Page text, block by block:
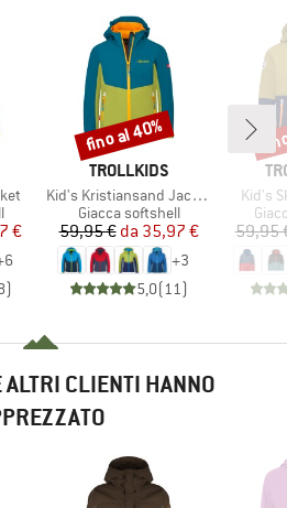
€
6
)
MARCHIO
TROLLKIDS
Articolo
Kid's Kristiansand Jacket
Gruppo di prodotti
Giacca softshell
Prezzo
59,95 € Prezzo ridotto
da 35,97 €
+3
5,0(11 )
Sconto
fino al 40%
Articolo
Kid's
59,95
CLIENTI HANNO